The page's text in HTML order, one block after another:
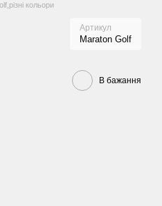
кольори
Артикул
Maraton Golf
В бажання